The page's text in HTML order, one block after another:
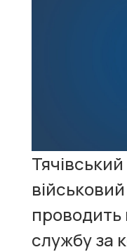
проводить
службу за